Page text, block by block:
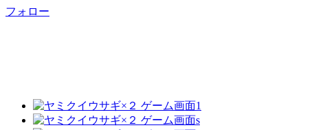
フォロー